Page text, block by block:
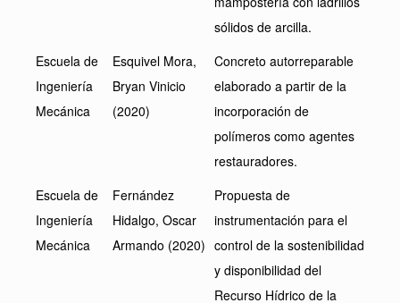
sólidos de arcilla.
Escuela de
Ingeniería
Mecánica
Esquivel Mora,
Bryan Vinicio
(2020)
Concreto autorreparable
elaborado a partir de la
incorporación de
polímeros como agentes
restauradores.
Escuela de
Ingeniería
Mecánica
Fernández
Hidalgo, Oscar
Armando (2020)
Propuesta de
instrumentación para el
control de la sostenibilidad
y disponibilidad del
Recurso Hídrico de la